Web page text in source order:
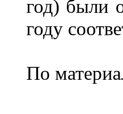
год) были
году
По